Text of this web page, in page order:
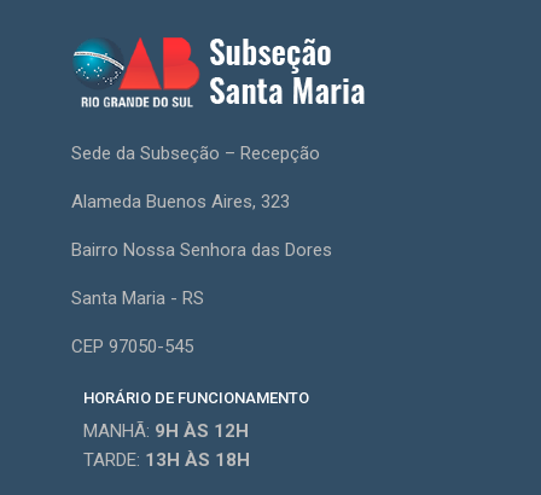
Sede da Subseção – Recepção
Alameda Buenos Aires, 323
Bairro Nossa Senhora das Dores
Santa Maria - RS
CEP 97050-545
HORÁRIO DE FUNCIONAMENTO
MANHÃ: 9H ÀS 12H
TARDE: 13H ÀS 18H